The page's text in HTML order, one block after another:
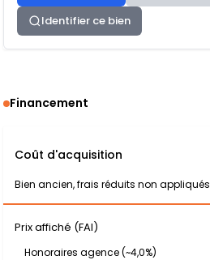
Identifier ce bien
Financement
Coût d'acquisition
Bien ancien, frais réduits non appliqués
Prix affiché (FAI)
Honoraires agence (~4,0%)